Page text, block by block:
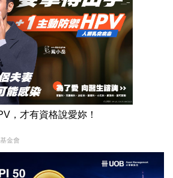
，才有資格說愛妳！
金會